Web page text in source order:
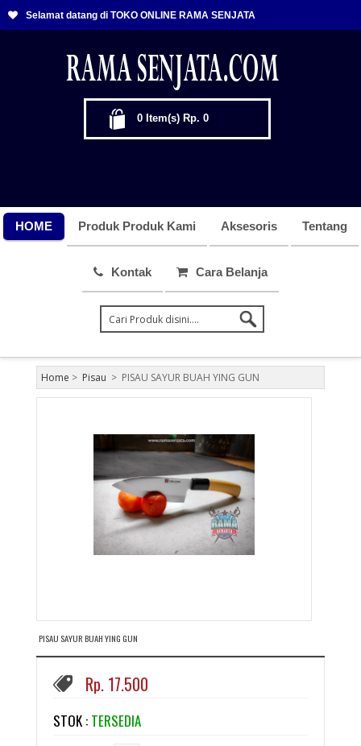
Selamat datang di TOKO ONLINE RAMA SENJATA
0 Item(s) Rp. 0
HOME Produk Produk Kami Aksesoris Tentang
Kontak Cara Belanja
Home > Pisau > PISAU SAYUR BUAH YING GUN
PISAU SAYUR BUAH YING GUN
Rp. 17.500
STOK : TERSEDIA